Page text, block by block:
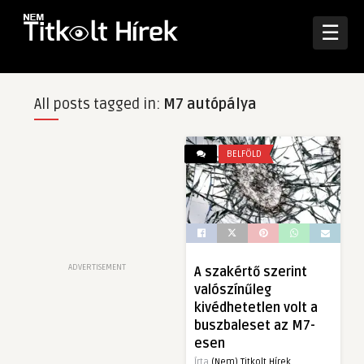
☰
All posts tagged in: M7 autópálya
ADVERTISEMENT
BELFÖLD
A szakértő szerint
valószínűleg
kivédhetetlen volt a
buszbaleset az M7-
esen